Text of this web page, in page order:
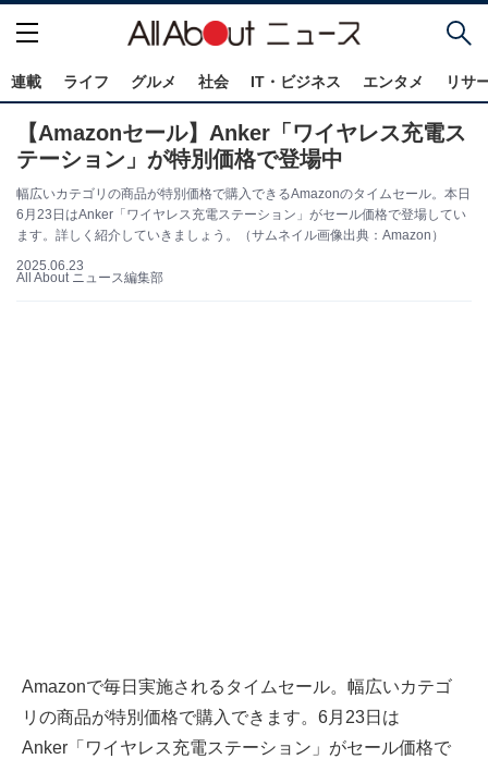
連載 ライフ グルメ 社会 IT・ビジネス エンタメ リサ
【Amazonセール】Anker「ワイヤレス充電ス
テーション」が特別価格で登場中
幅広いカテゴリの商品が特別価格で購入できるAmazonのタイムセール。本日
6月23日はAnker「ワイヤレス充電ステーション」がセール価格で登場してい
ます。詳しく紹介していきましょう。（サムネイル画像出典：Amazon）
2025.06.23
All About ニュース編集部
Amazonで毎日実施されるタイムセール。幅広いカテゴ
リの商品が特別価格で購入できます。6月23日は
Anker「ワイヤレス充電ステーション」がセール価格で